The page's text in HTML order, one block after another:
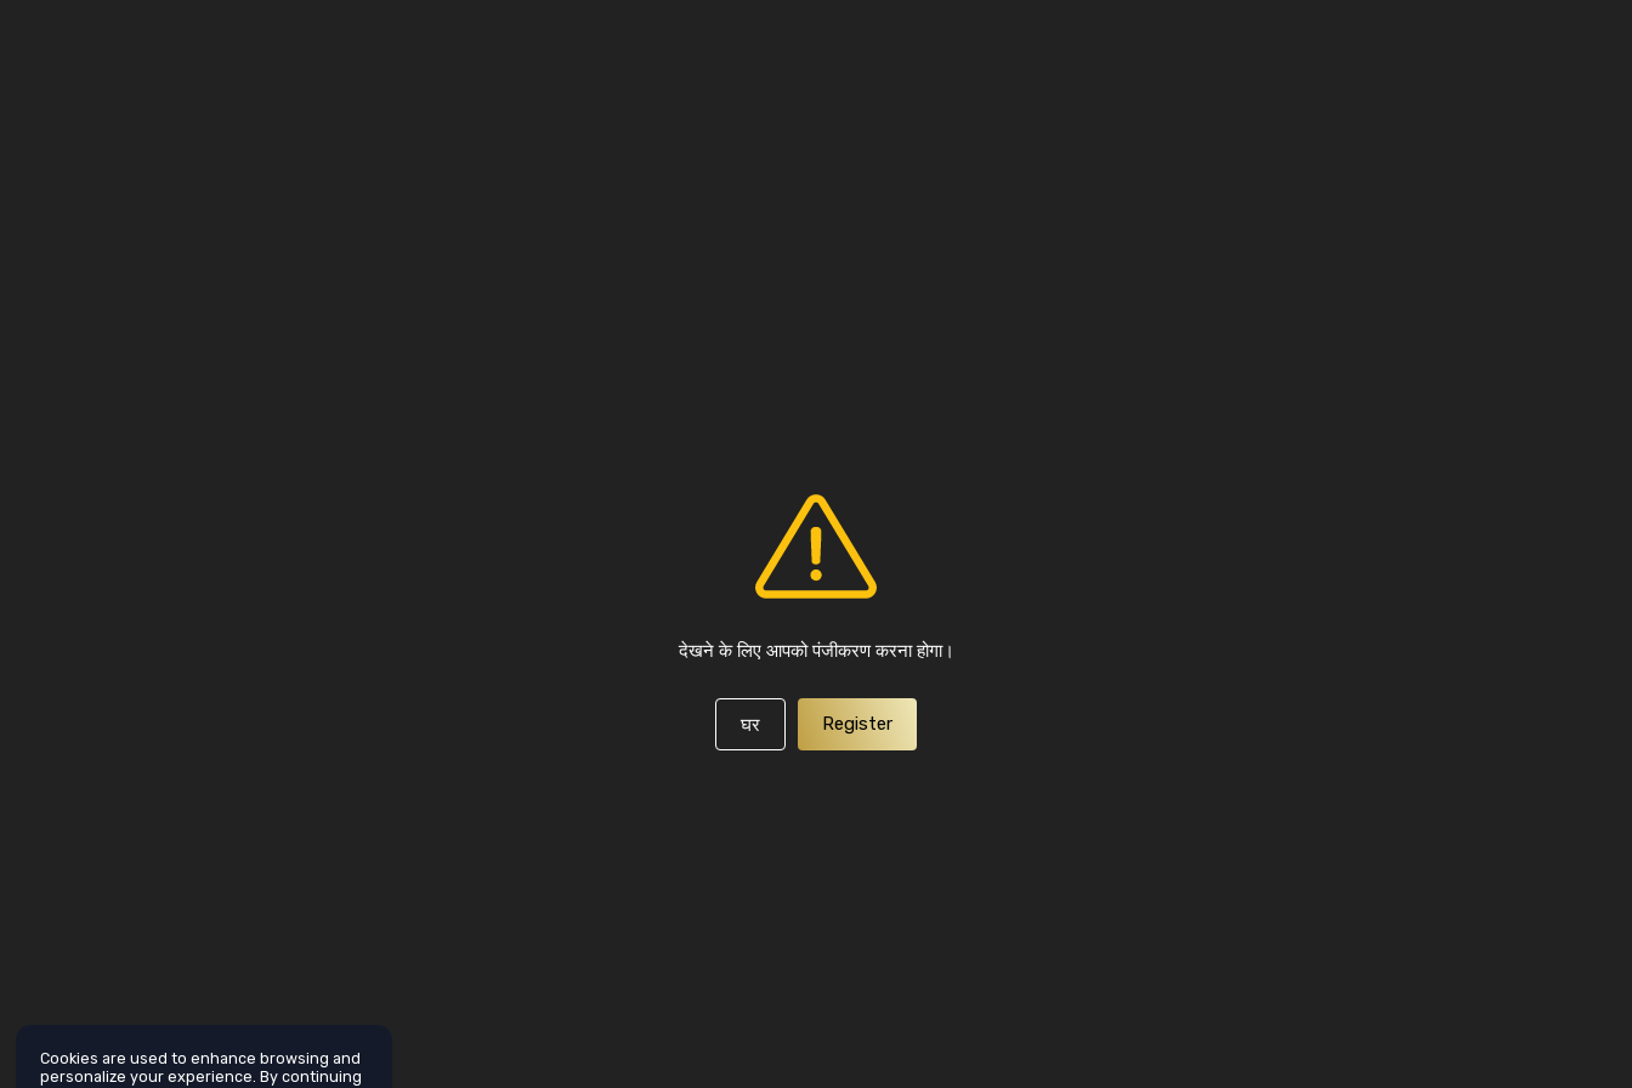
देखने के लिए आपको पंजीकरण करना होगा।
घर Register
Cookies are used to enhance browsing and
personalize your experience. By continuing